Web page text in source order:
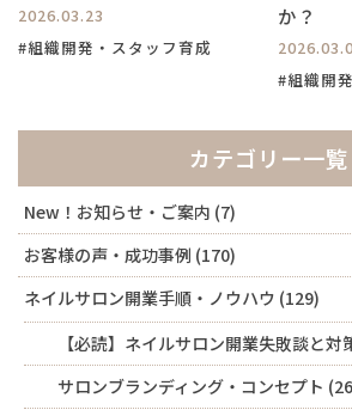
2026.03.23
#組織開発・スタッフ育成
か？
#組織開
カテゴリー一覧
New！お知らせ・ご案内 (7)
お客様の声・成功事例 (170)
ネイルサロン開業手順・ノウハウ (129)
【必読】ネイルサロン開業失敗談と対
サロンブランディング・コンセプト